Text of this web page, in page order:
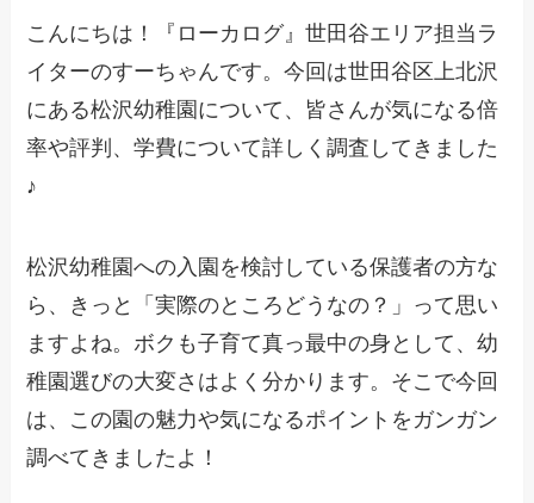
こんにちは！『ローカログ』世田谷エリア担当ラ
イターのすーちゃんです。今回は世田谷区上北沢
にある松沢幼稚園について、皆さんが気になる倍
率や評判、学費について詳しく調査してきました
♪
松沢幼稚園への入園を検討している保護者の方な
ら、きっと「実際のところどうなの？」って思い
ますよね。ボクも子育て真っ最中の身として、幼
稚園選びの大変さはよく分かります。そこで今回
は、この園の魅力や気になるポイントをガンガン
調べてきましたよ！